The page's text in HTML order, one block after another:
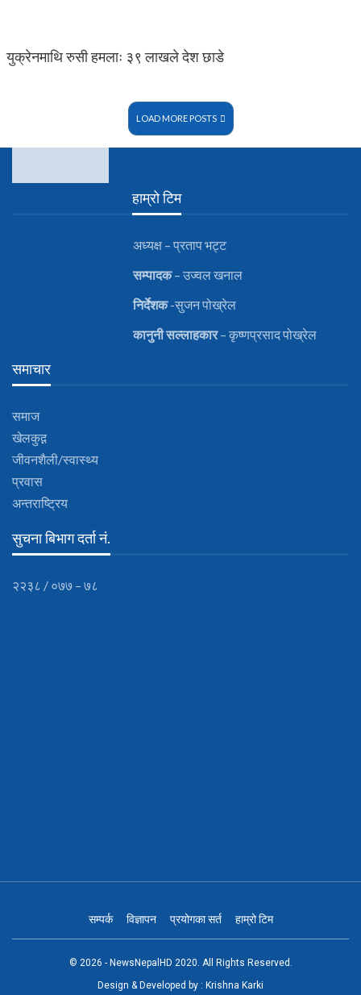
युक्रेनमाथि रुसी हमलाः ३९ लाखले देश छाडे
LOAD MORE POSTS
हाम्रो टिम
अध्यक्ष – प्रताप भट्ट
सम्पादक– उज्वल खनाल
निर्देशक-सुजन पोख्रेल
कानुनीसल्लाहकार– कृष्णप्रसाद पोख्रेल
समाचार
समाज
खेलकुद़़
जीवनशैली/स्वास्थ्य
प्रवास
अन्तराष्ट्रिय
सुचना बिभाग दर्ता नं.
२२३८ / ०७७ – ७८
सम्पर्क विज्ञापन प्रयोगका सर्त हाम्रो टिम
© 2026 - NewsNepalHD 2020. All Rights Reserved.
Design & Developed by : Krishna Karki